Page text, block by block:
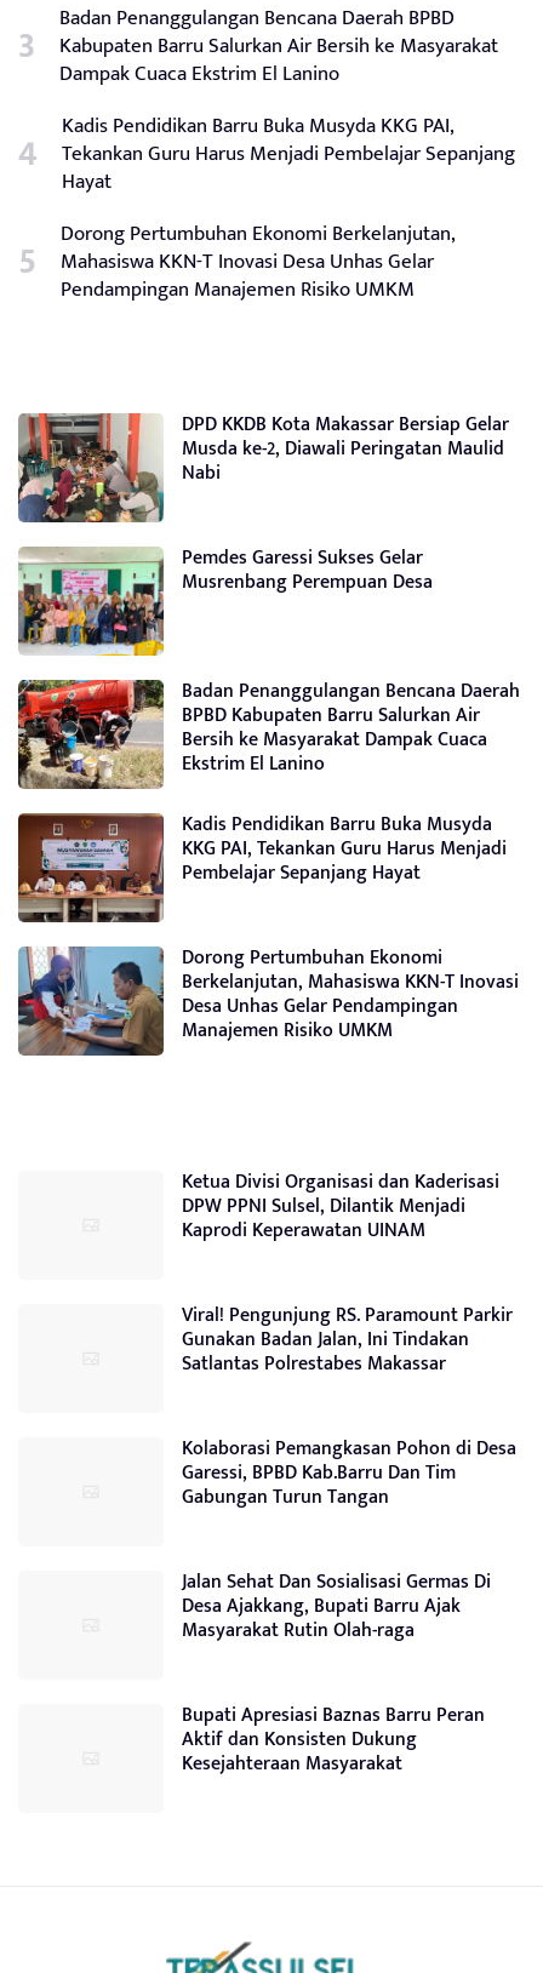
Badan Penanggulangan Bencana Daerah BPBD
Kabupaten Barru Salurkan Air Bersih ke Masyarakat
Dampak Cuaca Ekstrim El Lanino
Kadis Pendidikan Barru Buka Musyda KKG PAI,
Tekankan Guru Harus Menjadi Pembelajar Sepanjang
Hayat
Dorong Pertumbuhan Ekonomi Berkelanjutan,
Mahasiswa KKN-T Inovasi Desa Unhas Gelar
Pendampingan Manajemen Risiko UMKM
DPD KKDB Kota Makassar Bersiap Gelar
Musda ke-2, Diawali Peringatan Maulid
Nabi
Pemdes Garessi Sukses Gelar
Musrenbang Perempuan Desa
Badan Penanggulangan Bencana Daerah
BPBD Kabupaten Barru Salurkan Air
Bersih ke Masyarakat Dampak Cuaca
Ekstrim El Lanino
Kadis Pendidikan Barru Buka Musyda
KKG PAI, Tekankan Guru Harus Menjadi
Pembelajar Sepanjang Hayat
Dorong Pertumbuhan Ekonomi
Berkelanjutan, Mahasiswa KKN-T Inovasi
Desa Unhas Gelar Pendampingan
Manajemen Risiko UMKM
Ketua Divisi Organisasi dan Kaderisasi
DPW PPNI Sulsel, Dilantik Menjadi
Kaprodi Keperawatan UINAM
Viral! Pengunjung RS. Paramount Parkir
Gunakan Badan Jalan, Ini Tindakan
Satlantas Polrestabes Makassar
Kolaborasi Pemangkasan Pohon di Desa
Garessi, BPBD Kab.Barru Dan Tim
Gabungan Turun Tangan
Jalan Sehat Dan Sosialisasi Germas Di
Desa Ajakkang, Bupati Barru Ajak
Masyarakat Rutin Olah-raga
Bupati Apresiasi Baznas Barru Peran
Aktif dan Konsisten Dukung
Kesejahteraan Masyarakat